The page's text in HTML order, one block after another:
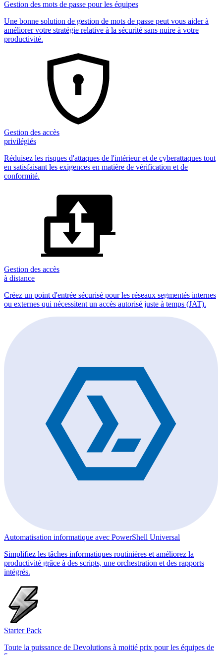
Gestion des mots de passe pour les équipes
Une bonne solution de gestion de mots de passe peut vous aider à
améliorer votre stratégie relative à la sécurité sans nuire à votre
productivité.
Gestion des accès
privilégiés
Réduisez les risques d'attaques de l'intérieur et de cyberattaques tout
en satisfaisant les exigences en matière de vérification et de
conformité.
Gestion des accès
à distance
Créez un point d'entrée sécurisé pour les réseaux segmentés internes
ou externes qui nécessitent un accès autorisé juste à temps (JAT).
Automatisation informatique avec PowerShell Universal
Simplifiez les tâches informatiques routinières et améliorez la
productivité grâce à des scripts, une orchestration et des rapports
intégrés.
Starter Pack
Toute la puissance de Devolutions à moitié prix pour les équipes de